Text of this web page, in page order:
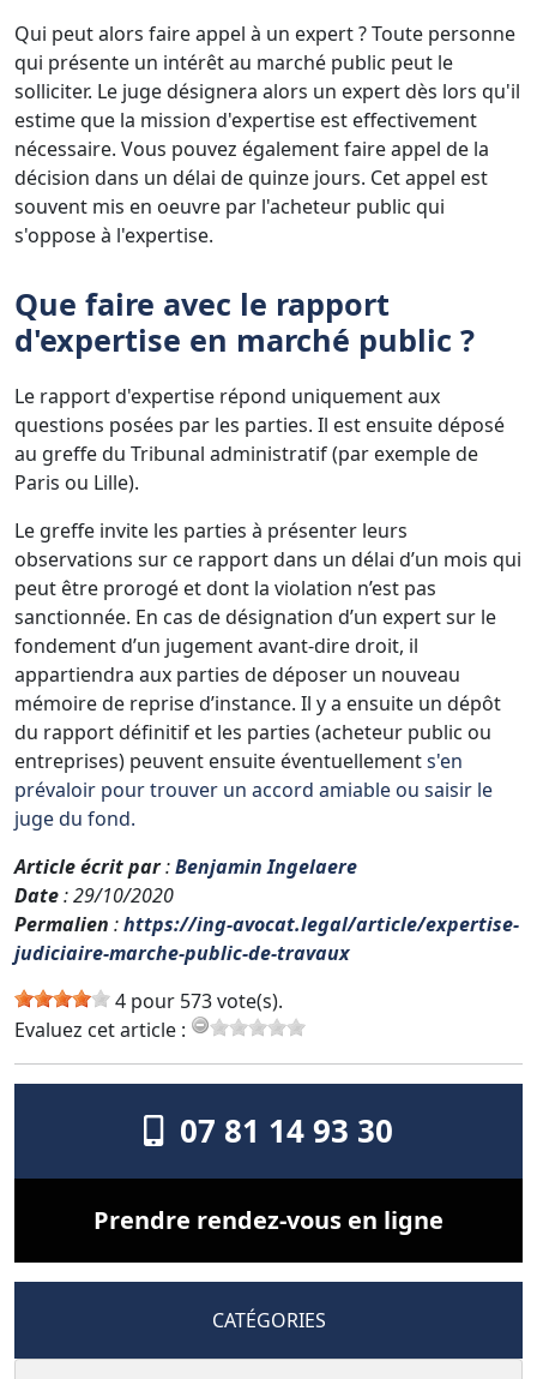
Qui peut alors faire appel à un expert ? Toute personne
qui présente un intérêt au marché public peut le
solliciter. Le juge désignera alors un expert dès lors qu'il
estime que la mission d'expertise est effectivement
nécessaire. Vous pouvez également faire appel de la
décision dans un délai de quinze jours. Cet appel est
souvent mis en oeuvre par l'acheteur public qui
s'oppose à l'expertise.
Que faire avec le rapport
d'expertise en marché public ?
Le rapport d'expertise répond uniquement aux
questions posées par les parties. Il est ensuite déposé
au greffe du Tribunal administratif (par exemple de
Paris ou Lille).
Le greffe invite les parties à présenter leurs
observations sur ce rapport dans un délai d’un mois qui
peut être prorogé et dont la violation n’est pas
sanctionnée. En cas de désignation d’un expert sur le
fondement d’un jugement avant-dire droit, il
appartiendra aux parties de déposer un nouveau
mémoire de reprise d’instance. Il y a ensuite un dépôt
du rapport définitif et les parties (acheteur public ou
entreprises) peuvent ensuite éventuellements'en
prévaloir pour trouver un accord amiable ou saisir le
juge du fond.
Article écrit par:Benjamin Ingelaere
Date: 29/10/2020
Permalien :https://ing-avocat.legal/article/expertise-
judiciaire-marche-public-de-travaux
4 pour 573 vote(s).
Evaluez cet article :
07 81 14 93 30
Prendre rendez-vous en ligne
CATÉGORIES